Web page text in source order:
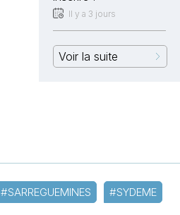
Il y a 3 jours
Voir la suite
#SARREGUEMINES #SYDEME